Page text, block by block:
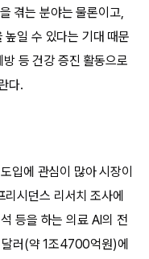
겪는 분야는 물론이고,
높일 수 있다는 기대 때문
등 건강 증진 활동으로
다.
입에 관심이 많아 시장이
리시던스 리서치 조사에
등을 하는 의료 AI의 전
러(약 1조4700억원)에